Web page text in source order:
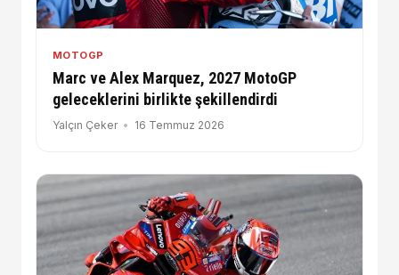
MOTOGP
Marc ve Alex Marquez, 2027 MotoGP
geleceklerini birlikte şekillendirdi
Yalçın Çeker 16 Temmuz 2026